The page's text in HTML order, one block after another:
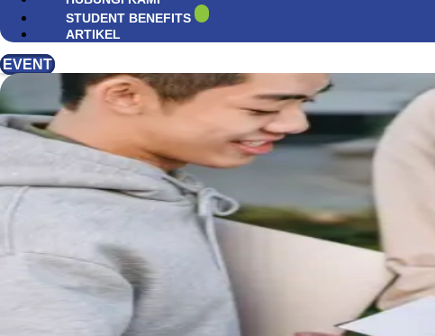
STUDENT BENEFITS
ARTIKEL
EVENT